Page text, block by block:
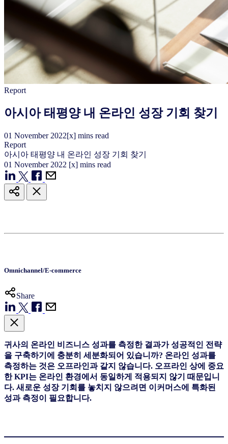
Report
아시아 태평양 내 온라인 성장 기회 찾기
01 November 2022[x] mins read
Report
아시아 태평양 내 온라인 성장 기회 찾기
01 November 2022 [x] mins read
Omnichannel/E-commerce
Share
귀사의 온라인 비즈니스 성과를 측정한 결과가 성공적인 전략
을 구축하기에 충분히 세분화되어 있습니까? 온라인 성과를
측정하는 것은 오프라인과 같지 않습니다. 오프라인 상에 중요
한 KPI는 온라인 환경에서 동일하게 적용되지 않기 때문입니
다. 새로운 성장 기회를 놓치지 않으려면 이커머스에 특화된
성과 측정이 필요합니다.